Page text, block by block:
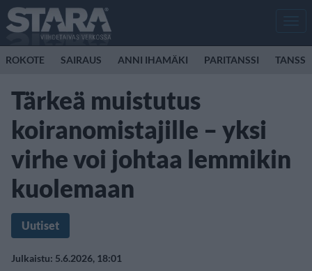
ROKOTE SAIRAUS ANNI IHAMÄKI PARITANSSI TANSSI
Tärkeä muistutus
koiranomistajille – yksi
virhe voi johtaa lemmikin
kuolemaan
Uutiset
Julkaistu: 5.6.2026, 18:01